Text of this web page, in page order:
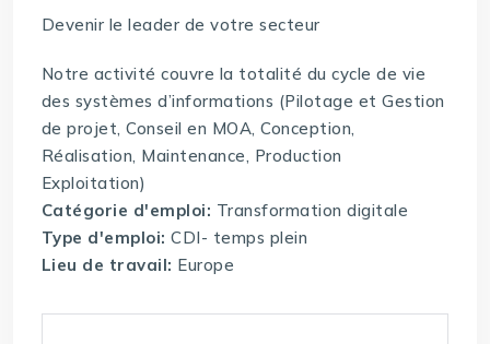
Devenir le leader de votre secteur
Notre activité couvre la totalité du cycle de vie
des systèmes d’informations (Pilotage et Gestion
de projet, Conseil en MOA, Conception,
Réalisation, Maintenance, Production
Exploitation)
Catégorie d'emploi: Transformation digitale
Type d'emploi:CDI- temps plein
Lieu de travail: Europe